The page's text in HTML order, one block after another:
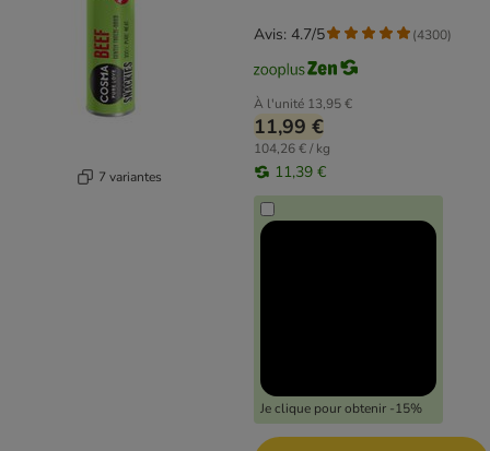
7 variantes
À l'unité 13,95 €
11,99 €
104,26 € / kg
11,39 €
Je clique pour obtenir -15%
Avis: 4.7/5 (4300)